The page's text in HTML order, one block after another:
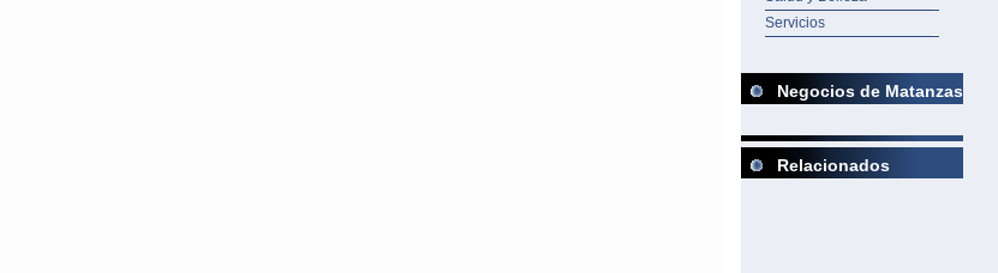
Servicios
Negocios de Matanzas
Relacionados